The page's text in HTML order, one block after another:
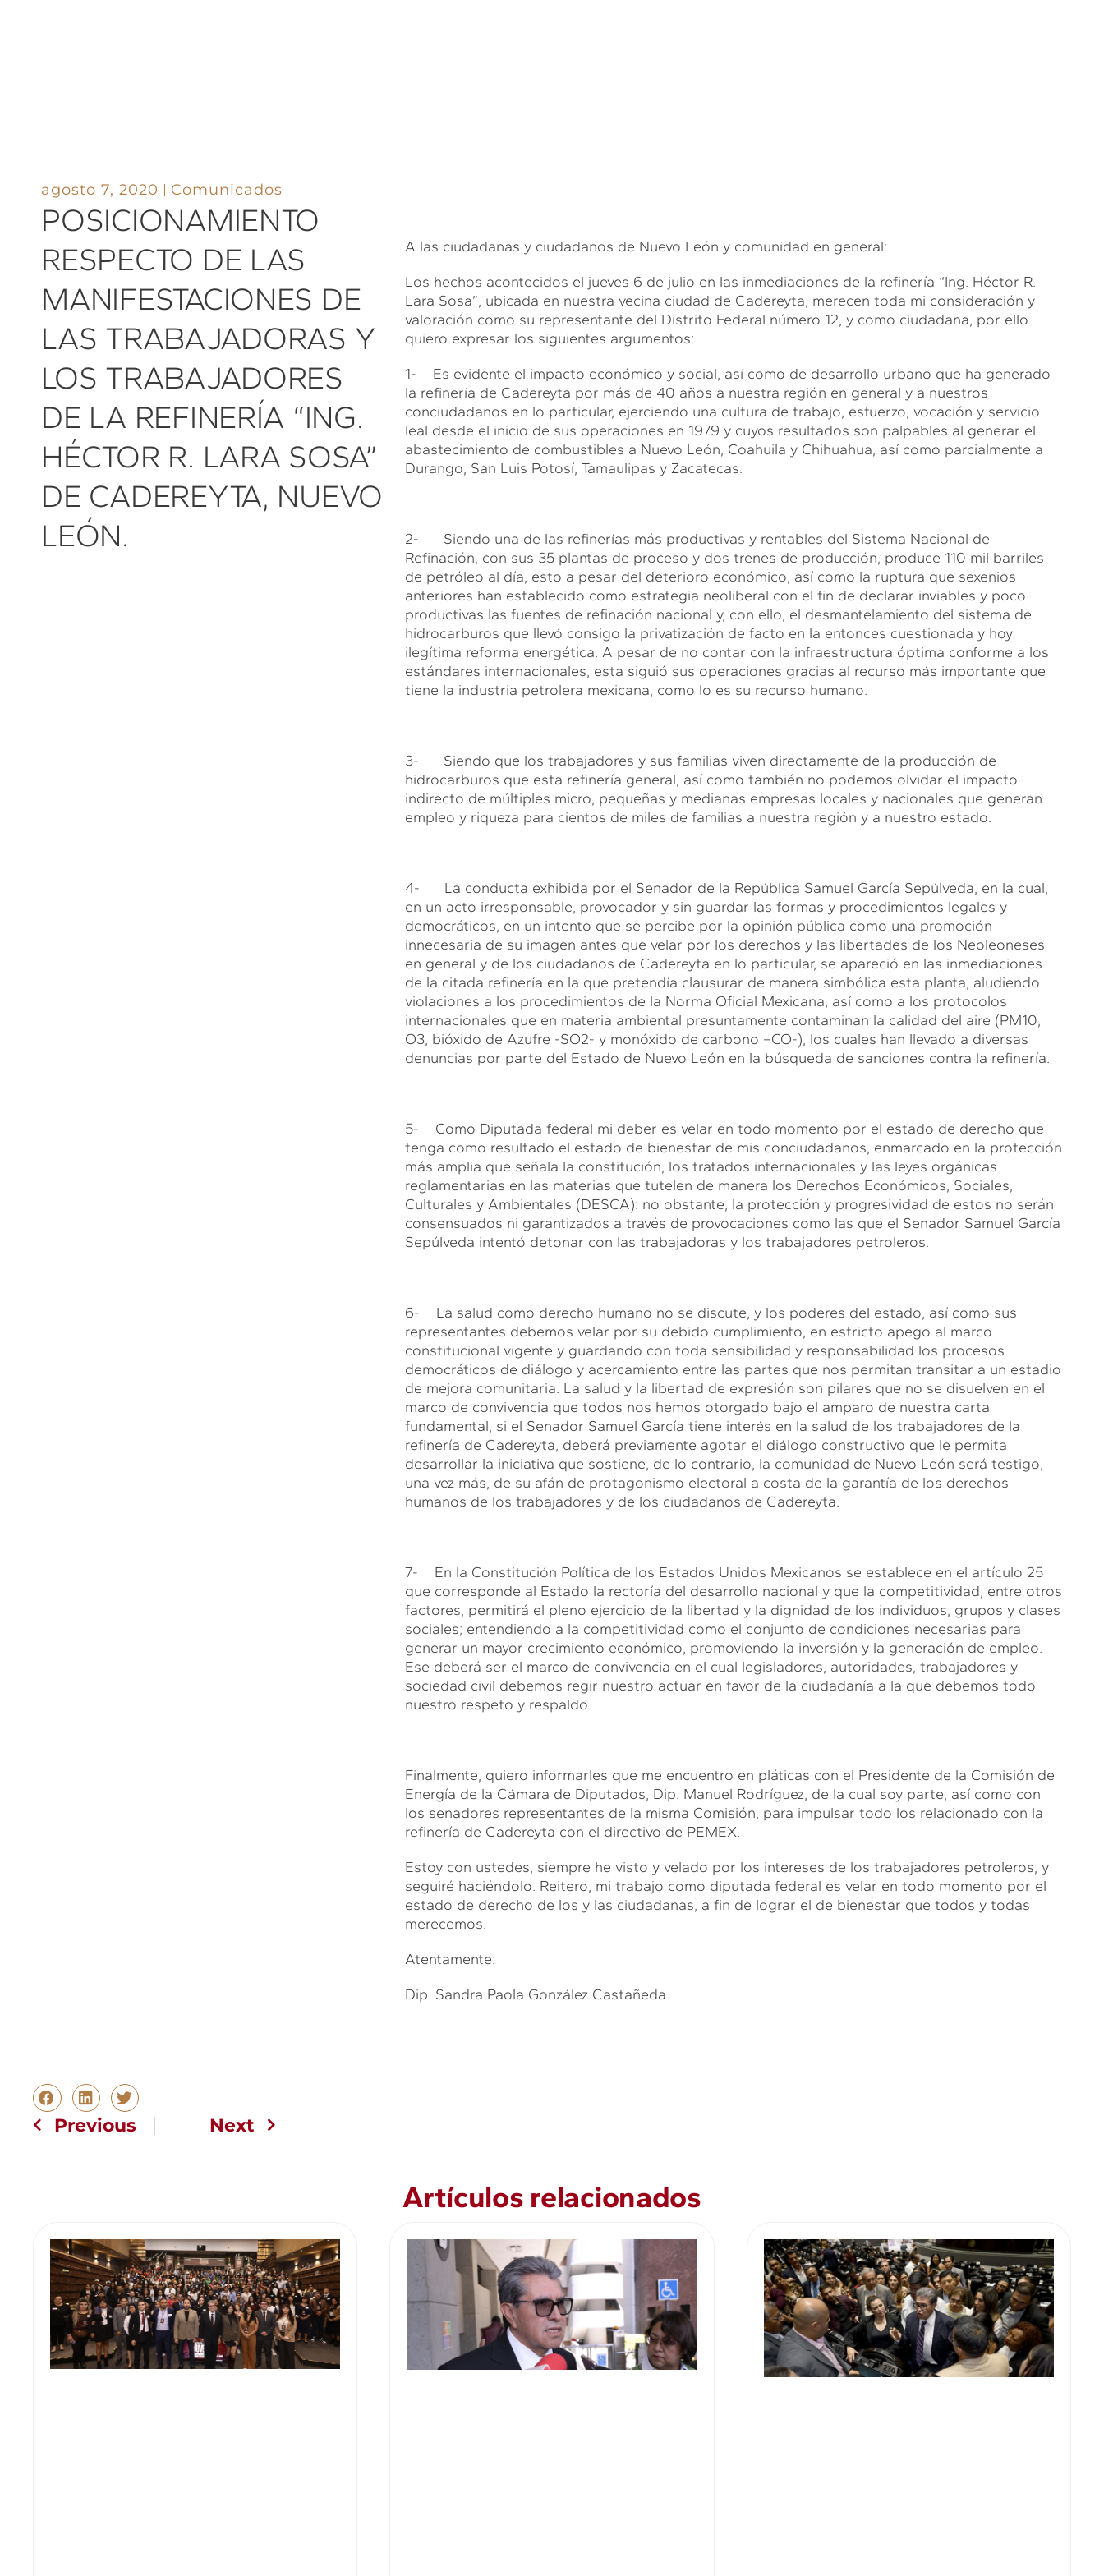
agosto 7, 2020 Comunicados
POSICIONAMIENTO
RESPECTO DE LAS
MANIFESTACIONES DE
LAS TRABAJADORAS Y
LOS TRABAJADORES
DE LA REFINERÍA “ING.
HÉCTOR R. LARA SOSA”
DE CADEREYTA, NUEVO
LEÓN.
A las ciudadanas y ciudadanos de Nuevo León y comunidad en general:
Los hechos acontecidos el jueves 6 de julio en las inmediaciones de la refinería “Ing. Héctor R.
Lara Sosa”, ubicada en nuestra vecina ciudad de Cadereyta, merecen toda mi consideración y
valoración como su representante del Distrito Federal número 12, y como ciudadana, por ello
quiero expresar los siguientes argumentos:
1- Es evidente el impacto económico y social, así como de desarrollo urbano que ha generado
la refinería de Cadereyta por más de 40 años a nuestra región en general y a nuestros
conciudadanos en lo particular, ejerciendo una cultura de trabajo, esfuerzo, vocación y servicio
leal desde el inicio de sus operaciones en 1979 y cuyos resultados son palpables al generar el
abastecimiento de combustibles a Nuevo León, Coahuila y Chihuahua, así como parcialmente a
Durango, San Luis Potosí, Tamaulipas y Zacatecas.
2- Siendo una de las refinerías más productivas y rentables del Sistema Nacional de
Refinación, con sus 35 plantas de proceso y dos trenes de producción, produce 110 mil barriles
de petróleo al día, esto a pesar del deterioro económico, así como la ruptura que sexenios
anteriores han establecido como estrategia neoliberal con el fin de declarar inviables y poco
productivas las fuentes de refinación nacional y, con ello, el desmantelamiento del sistema de
hidrocarburos que llevó consigo la privatización de facto en la entonces cuestionada y hoy
ilegítima reforma energética. A pesar de no contar con la infraestructura óptima conforme a los
estándares internacionales, esta siguió sus operaciones gracias al recurso más importante que
tiene la industria petrolera mexicana, como lo es su recurso humano.
3- Siendo que los trabajadores y sus familias viven directamente de la producción de
hidrocarburos que esta refinería general, así como también no podemos olvidar el impacto
indirecto de múltiples micro, pequeñas y medianas empresas locales y nacionales que generan
empleo y riqueza para cientos de miles de familias a nuestra región y a nuestro estado.
4- La conducta exhibida por el Senador de la República Samuel García Sepúlveda, en la cual,
en un acto irresponsable, provocador y sin guardar las formas y procedimientos legales y
democráticos, en un intento que se percibe por la opinión pública como una promoción
innecesaria de su imagen antes que velar por los derechos y las libertades de los Neoleoneses
en general y de los ciudadanos de Cadereyta en lo particular, se apareció en las inmediaciones
de la citada refinería en la que pretendía clausurar de manera simbólica esta planta, aludiendo
violaciones a los procedimientos de la Norma Oficial Mexicana, así como a los protocolos
internacionales que en materia ambiental presuntamente contaminan la calidad del aire (PM10,
O3, bióxido de Azufre -SO2- y monóxido de carbono –CO-), los cuales han llevado a diversas
denuncias por parte del Estado de Nuevo León en la búsqueda de sanciones contra la refinería.
5- Como Diputada federal mi deber es velar en todo momento por el estado de derecho que
tenga como resultado el estado de bienestar de mis conciudadanos, enmarcado en la protección
más amplia que señala la constitución, los tratados internacionales y las leyes orgánicas
reglamentarias en las materias que tutelen de manera los Derechos Económicos, Sociales,
Culturales y Ambientales (DESCA): no obstante, la protección y progresividad de estos no serán
consensuados ni garantizados a través de provocaciones como las que el Senador Samuel García
Sepúlveda intentó detonar con las trabajadoras y los trabajadores petroleros.
6- La salud como derecho humano no se discute, y los poderes del estado, así como sus
representantes debemos velar por su debido cumplimiento, en estricto apego al marco
constitucional vigente y guardando con toda sensibilidad y responsabilidad los procesos
democráticos de diálogo y acercamiento entre las partes que nos permitan transitar a un estadio
de mejora comunitaria. La salud y la libertad de expresión son pilares que no se disuelven en el
marco de convivencia que todos nos hemos otorgado bajo el amparo de nuestra carta
fundamental, si el Senador Samuel García tiene interés en la salud de los trabajadores de la
refinería de Cadereyta, deberá previamente agotar el diálogo constructivo que le permita
desarrollar la iniciativa que sostiene, de lo contrario, la comunidad de Nuevo León será testigo,
una vez más, de su afán de protagonismo electoral a costa de la garantía de los derechos
humanos de los trabajadores y de los ciudadanos de Cadereyta.
7- En la Constitución Política de los Estados Unidos Mexicanos se establece en el artículo 25
que corresponde al Estado la rectoría del desarrollo nacional y que la competitividad, entre otros
factores, permitirá el pleno ejercicio de la libertad y la dignidad de los individuos, grupos y clases
sociales; entendiendo a la competitividad como el conjunto de condiciones necesarias para
generar un mayor crecimiento económico, promoviendo la inversión y la generación de empleo.
Ese deberá ser el marco de convivencia en el cual legisladores, autoridades, trabajadores y
sociedad civil debemos regir nuestro actuar en favor de la ciudadanía a la que debemos todo
nuestro respeto y respaldo.
Finalmente, quiero informarles que me encuentro en pláticas con el Presidente de la Comisión de
Energía de la Cámara de Diputados, Dip. Manuel Rodríguez, de la cual soy parte, así como con
los senadores representantes de la misma Comisión, para impulsar todo los relacionado con la
refinería de Cadereyta con el directivo de PEMEX.
Estoy con ustedes, siempre he visto y velado por los intereses de los trabajadores petroleros, y
seguiré haciéndolo. Reitero, mi trabajo como diputada federal es velar en todo momento por el
estado de derecho de los y las ciudadanas, a fin de lograr el de bienestar que todos y todas
merecemos.
Atentamente:
Dip. Sandra Paola González Castañeda
Previous Next
Artículos relacionados